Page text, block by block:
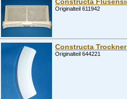
Originalteil 611942
Constructa
Originalteil 644221